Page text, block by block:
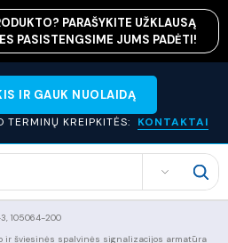
PARAŠYKITE UŽKLAUSĄ
PASISTENGSIME JUMS PADĖTI!
IR GAUK NUOLAIDĄ
TERMINŲ KREIPKITĖS: KONTAKTAI
SEARCH
105064-200
ir šviesinės spalvinės signalizacijos armatūra